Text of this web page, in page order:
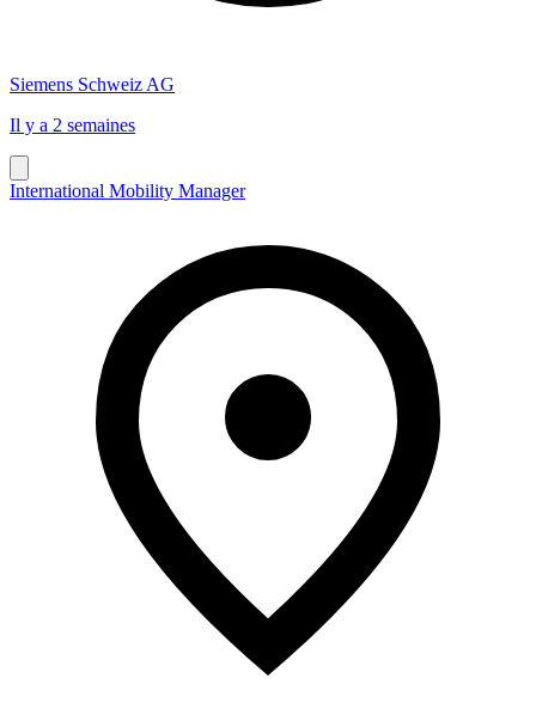
Siemens Schweiz AG
Il y a 2 semaines
International Mobility Manager